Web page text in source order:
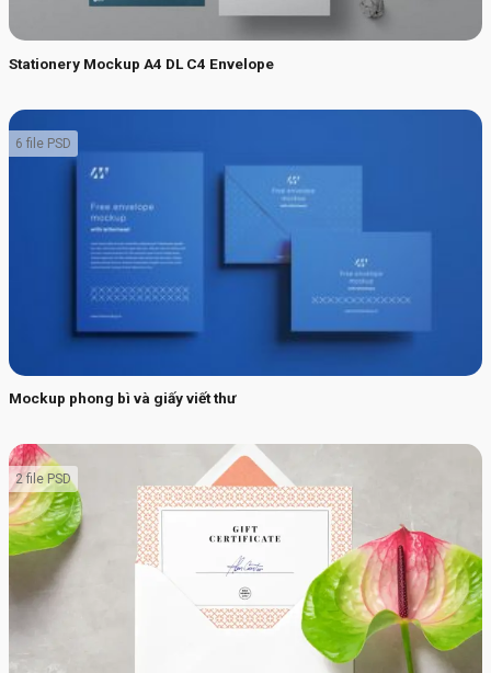
Stationery Mockup A4 DL C4 Envelope
Mockup phong bì và giấy viết thư
6 file PSD
2 file PSD